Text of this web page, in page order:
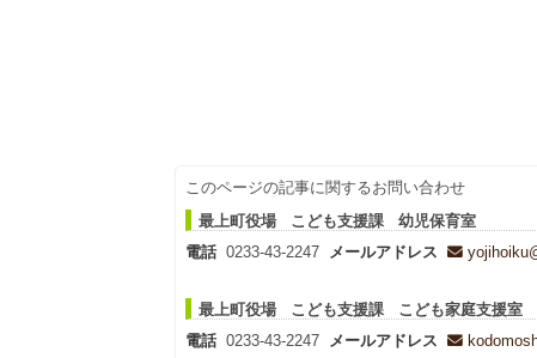
このページの記事に関するお問い合わせ
最上町役場 こども支援課 幼児保育室
電話 0233-43-2247 メールアドレス
最上町役場 こども支援課 こども家庭支援室
電話 0233-43-2247 メールアドレス